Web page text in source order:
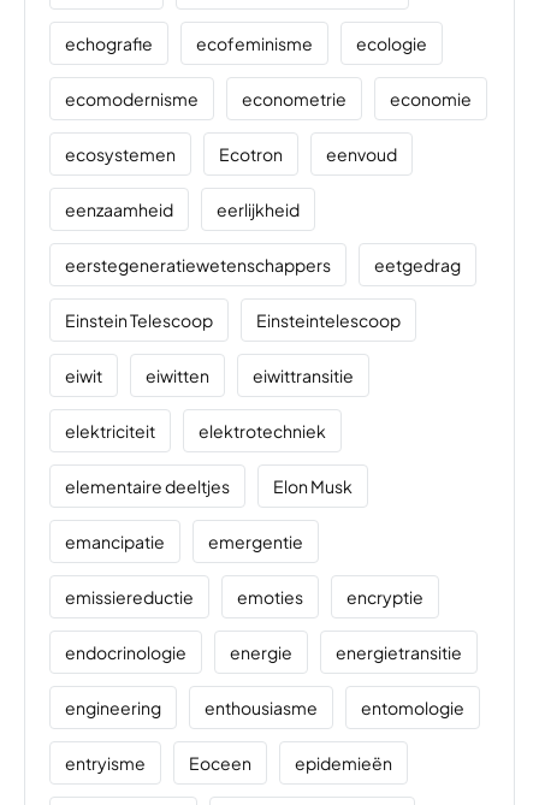
echografie ecofeminisme ecologie
ecomodernisme econometrie economie
ecosystemen Ecotron eenvoud
eenzaamheid eerlijkheid
eerstegeneratiewetenschappers eetgedrag
Einstein Telescoop Einsteintelescoop
eiwit eiwitten eiwittransitie
elektriciteit elektrotechniek
elementaire deeltjes Elon Musk
emancipatie emergentie
emissiereductie emoties encryptie
endocrinologie energie energietransitie
engineering enthousiasme entomologie
entryisme Eoceen epidemieën